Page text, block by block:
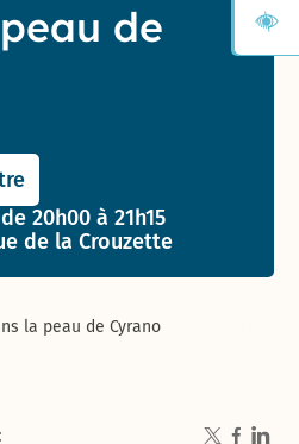
de
:
20h00 à 21h15
de la Crouzette
la peau de Cyrano